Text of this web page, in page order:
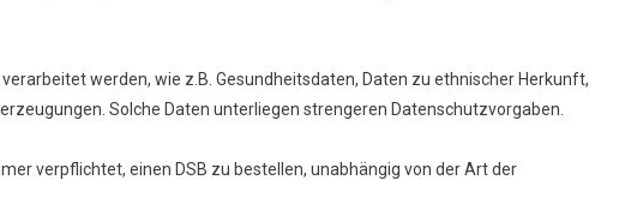
verarbeitet werden, wie z.B. Gesundheitsdaten, Daten zu ethnischer Herkunft,
Solche Daten unterliegen strengeren Datenschutzvorgaben.
verpflichtet, einen DSB zu bestellen, unabhängig von der Art der